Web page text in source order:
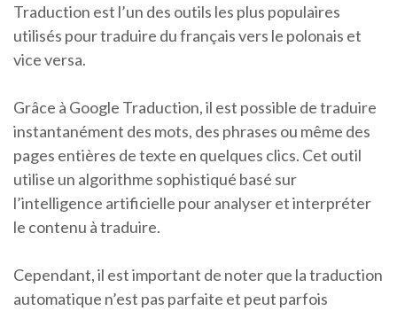
Traduction est l’un des outils les plus populaires
utilisés pour traduire du français vers le polonais et
vice versa.
Grâce à Google Traduction, il est possible de traduire
instantanément des mots, des phrases ou même des
pages entières de texte en quelques clics. Cet outil
utilise un algorithme sophistiqué basé sur
l’intelligence artificielle pour analyser et interpréter
le contenu à traduire.
Cependant, il est important de noter que la traduction
automatique n’est pas parfaite et peut parfois